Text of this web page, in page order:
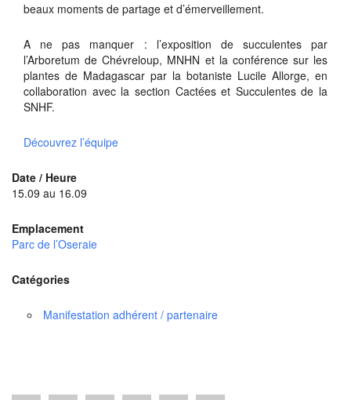
beaux moments de partage et d’émerveillement.
A ne pas manquer : l’exposition de succulentes par
l’Arboretum de Chévreloup, MNHN et la conférence sur les
plantes de Madagascar par la botaniste Lucile Allorge, en
collaboration avec la section Cactées et Succulentes de la
SNHF.
Découvrez l’équipe
Date / Heure
15.09 au 16.09
Emplacement
Parc de l’Oseraie
Catégories
Manifestation adhérent / partenaire